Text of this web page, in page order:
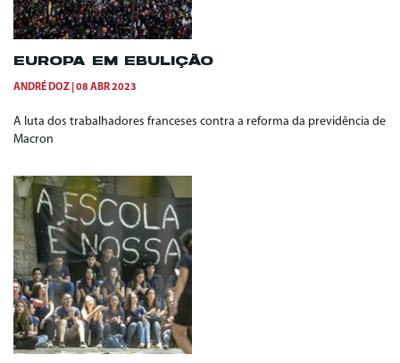
EUROPA EM EBULIÇÃO
ANDRÉ DOZ 08 ABR 2023
A luta dos trabalhadores franceses contra a reforma da previdência de
Macron